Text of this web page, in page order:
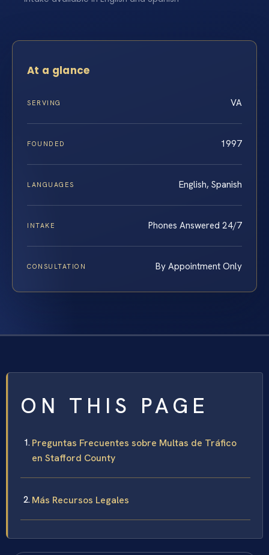
At a glance
SERVING VA
FOUNDED 1997
LANGUAGES English, Spanish
INTAKE Phones Answered 24/7
CONSULTATION By Appointment Only
ON THIS PAGE
Preguntas Frecuentes sobre Multas de Tráfico
en Stafford County
Más Recursos Legales